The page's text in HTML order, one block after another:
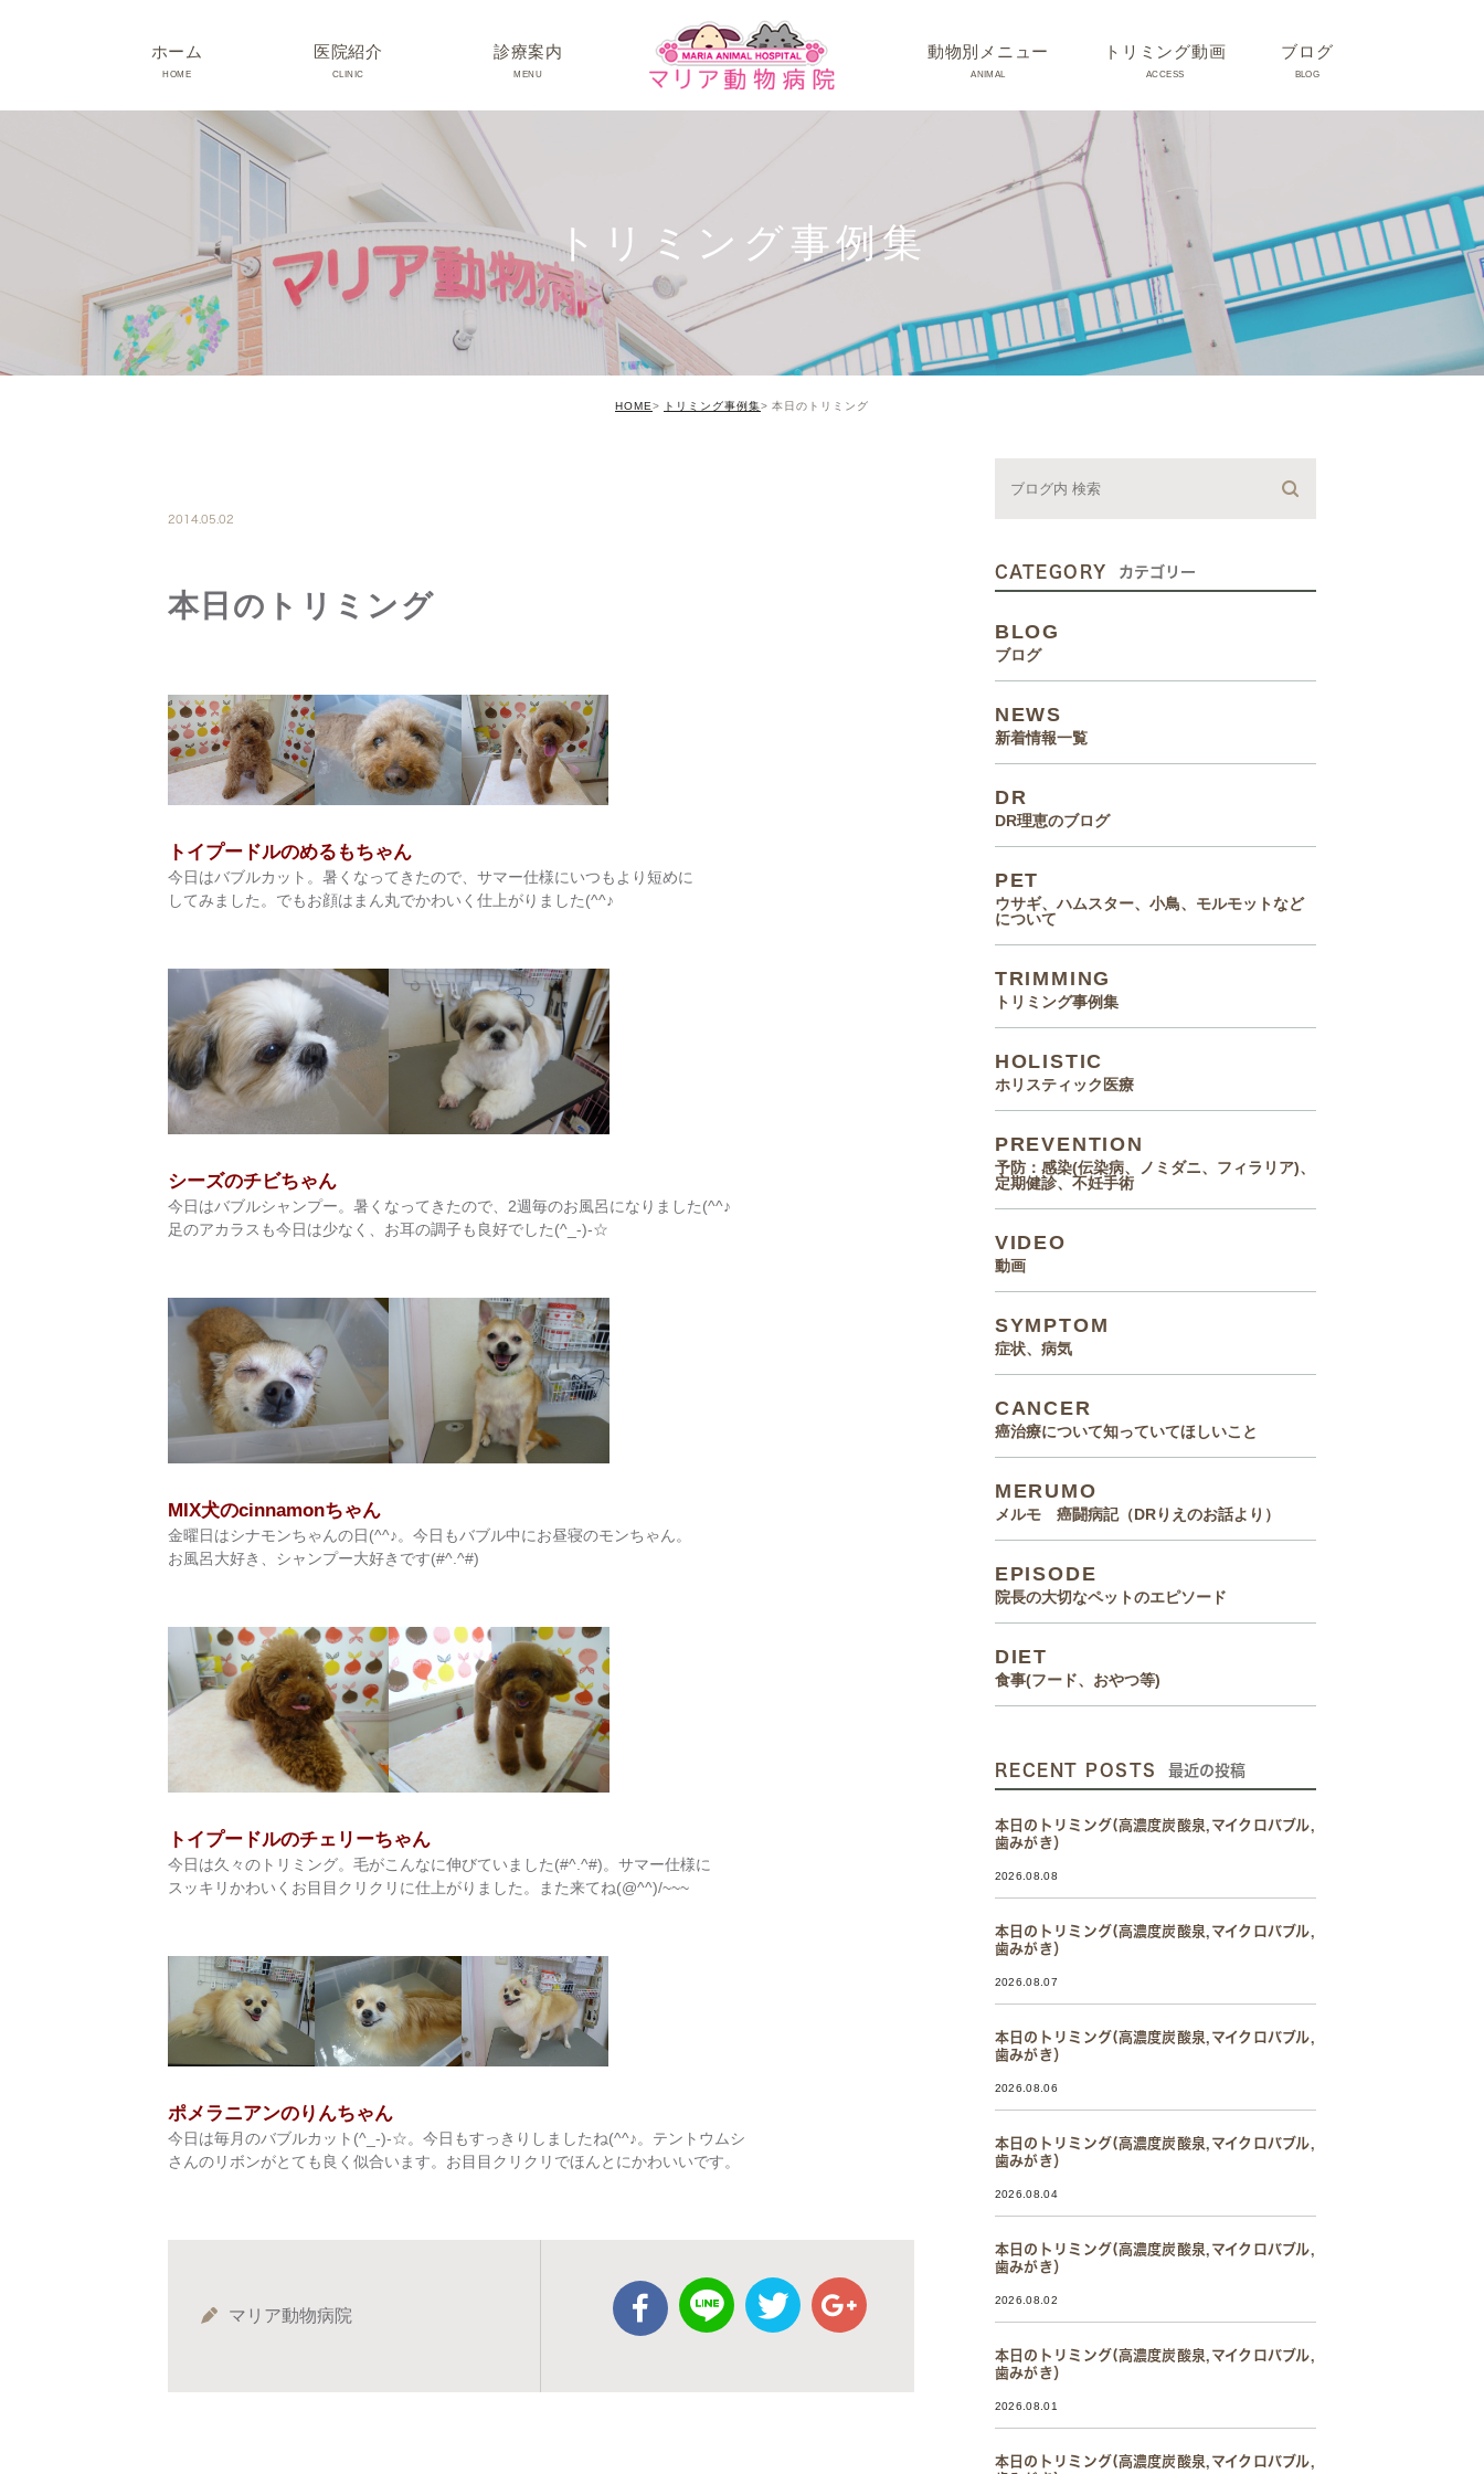
ホーム
HOME
医院紹介
CLINIC
院長･スタッフ紹介
診療時間･アクセス
院内紹介･初診の方へ
医院設備
診療案内
MENU
動物別メニュー
ANIMAL
ネコちゃんの病気
うさぎちゃん･その他動物の病気
トリミング動画
ACCESS
ブログ
BLOG
うさぎ、ハムスター、小鳥、
モルモットなどについて
トリミング事例集
ホリスティック医療
トリミング事例集
HOME トリミング事例集 本日のトリミング
2014.05.02
本日のトリミング
トイプードルのめるもちゃん
今日はバブルカット。暑くなってきたので、サマー仕様にいつもより短めに
してみました。でもお顔はまん丸でかわいく仕上がりました(^^♪
シーズのチビちゃん
今日はバブルシャンプー。暑くなってきたので、2週毎のお風呂になりました(^^♪
足のアカラスも今日は少なく、お耳の調子も良好でした(^_-)-☆
MIX犬のcinnamonちゃん
金曜日はシナモンちゃんの日(^^♪。今日もバブル中にお昼寝のモンちゃん。
お風呂大好き、シャンプー大好きです(#^.^#)
トイプードルのチェリーちゃん
今日は久々のトリミング。毛がこんなに伸びていました(#^.^#)。サマー仕様に
スッキリかわいくお目目クリクリに仕上がりました。また来てね(@^^)/~~~
ポメラニアンのりんちゃん
今日は毎月のバブルカット(^_-)-☆。今日もすっきりしましたね(^^♪。テントウムシ
さんのリボンがとても良く似合います。お目目クリクリでほんとにかわいいです。
マリア動物病院
CATEGORY カテゴリー
BLOG
ブログ
NEWS
新着情報一覧
DR
DR理恵のブログ
PET
ウサギ、ハムスター、小鳥、モルモットなど
について
TRIMMING
トリミング事例集
HOLISTIC
ホリスティック医療
PREVENTION
予防：感染(伝染病、ノミダニ、フィラリア)、
定期健診、不妊手術
VIDEO
動画
SYMPTOM
症状、病気
CANCER
癌治療について知っていてほしいこと
MERUMO
メルモ 癌闘病記（DRりえのお話より）
EPISODE
院長の大切なペットのエピソード
DIET
食事(フード、おやつ等)
RECENT POSTS 最近の投稿
本日のトリミング(高濃度炭酸泉,マイクロバブル,
歯みがき）
2026.08.08
本日のトリミング(高濃度炭酸泉,マイクロバブル,
歯みがき）
2026.08.07
本日のトリミング(高濃度炭酸泉,マイクロバブル,
歯みがき）
2026.08.06
本日のトリミング(高濃度炭酸泉,マイクロバブル,
歯みがき）
2026.08.04
本日のトリミング(高濃度炭酸泉,マイクロバブル,
歯みがき）
2026.08.02
本日のトリミング(高濃度炭酸泉,マイクロバブル,
歯みがき）
2026.08.01
本日のトリミング(高濃度炭酸泉,マイクロバブル,